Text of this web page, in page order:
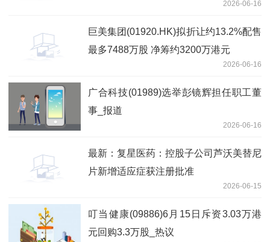
2026-06-16
巨美集团(01920.HK)拟折让约13.2%配售
最多7488万股 净筹约3200万港元
2026-06-16
广合科技(01989)选举彭镜辉担任职工董
事_报道
2026-06-16
最新：复星医药：控股子公司芦沃美替尼
片新增适应症获注册批准
2026-06-15
叮当健康(09886)6月15日斥资3.03万港
元回购3.3万股_热议